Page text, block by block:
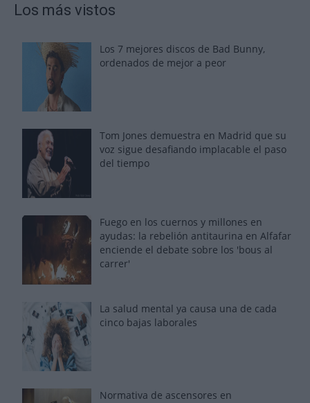
Los más vistos
Los 7 mejores discos de Bad Bunny,
ordenados de mejor a peor
Tom Jones demuestra en Madrid que su
voz sigue desafiando implacable el paso
del tiempo
Fuego en los cuernos y millones en
ayudas: la rebelión antitaurina en Alfafar
enciende el debate sobre los 'bous al
carrer'
La salud mental ya causa una de cada
cinco bajas laborales
Normativa de ascensores en